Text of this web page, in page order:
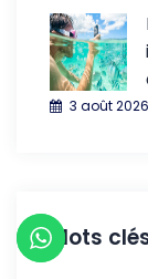
3 août 2026
Mots